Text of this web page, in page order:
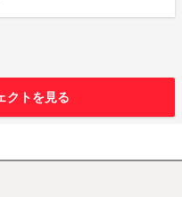
クトを見る